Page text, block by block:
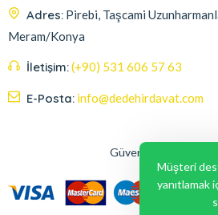
Adres: Pirebi, Taşcami
Meram/Konya
İletişim:(+90) 531 606 57 63
E-Posta: info@dedehirdavat.com
Güvenli Ödeme
Müşteri
yanıtlamak